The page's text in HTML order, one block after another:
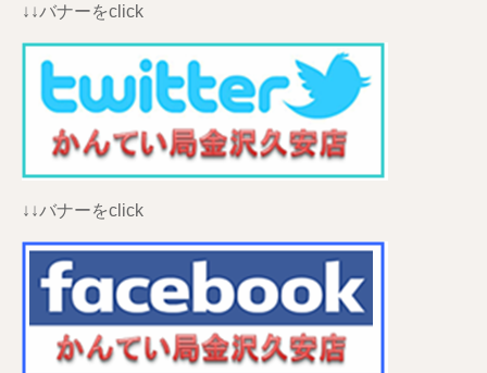
↓↓バナーをclick
↓↓バナーをclick